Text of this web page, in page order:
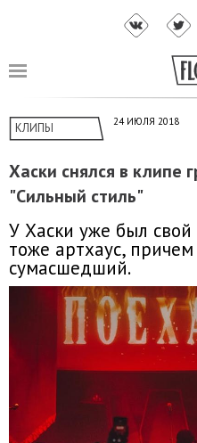
КЛИПЫ 24 ИЮЛЯ 2018
Хаски снялся в клипе
"Сильный стиль"
У Хаски уже был
тоже артхаус,
сумасшедший.